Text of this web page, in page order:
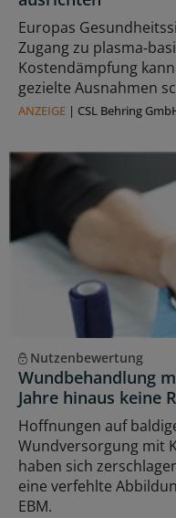
Europas
Zugang zu
Kostendämpfung
gezielte Ausnahmen
ANZEIGE | CSL Behring
Nutzenbewertung
Wundbehandlung
Jahre hinaus keine
Hoffnungen auf
Wundversorgung mit
haben sich
eine verfehlte
EBM.